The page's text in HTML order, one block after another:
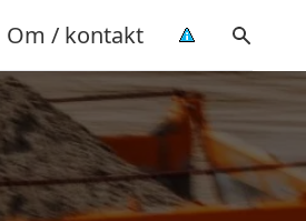
Om / kontakt